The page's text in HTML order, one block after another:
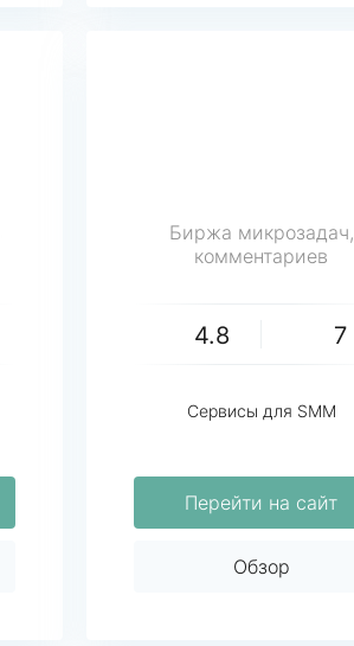
Биржа микрозадач,
комментариев
4.8 7
Сервисы для SMM
Перейти на сайт
Обзор